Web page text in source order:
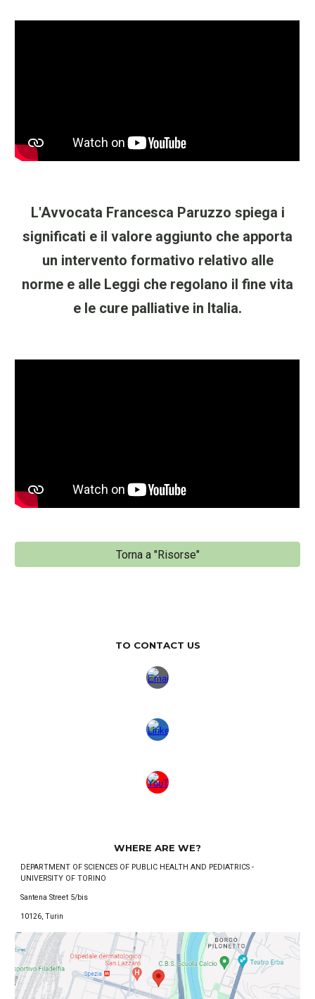
L'Avvocata Francesca Paruzzo spiega i
significati e il valore aggiunto che apporta
un intervento formativo relativo alle
norme e alle Leggi che regolano il fine vita
e le cure palliative in Italia.
Torna a "Risorse"
TO CONTACT US
WHERE ARE WE?
DEPARTMENT OF SCIENCES OF PUBLIC HEALTH AND PEDIATRICS -
UNIVERSITY OF TORINO
Santena Street 5/bis
10126, Turin